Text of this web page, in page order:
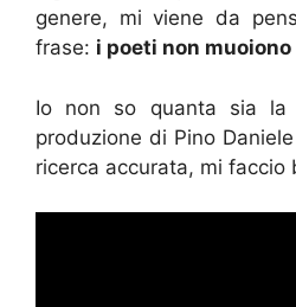
genere, mi viene da
frase: i poeti non muoiono
Io non so quanta sia la
produzione di Pino
ricerca accurata, mi faccio